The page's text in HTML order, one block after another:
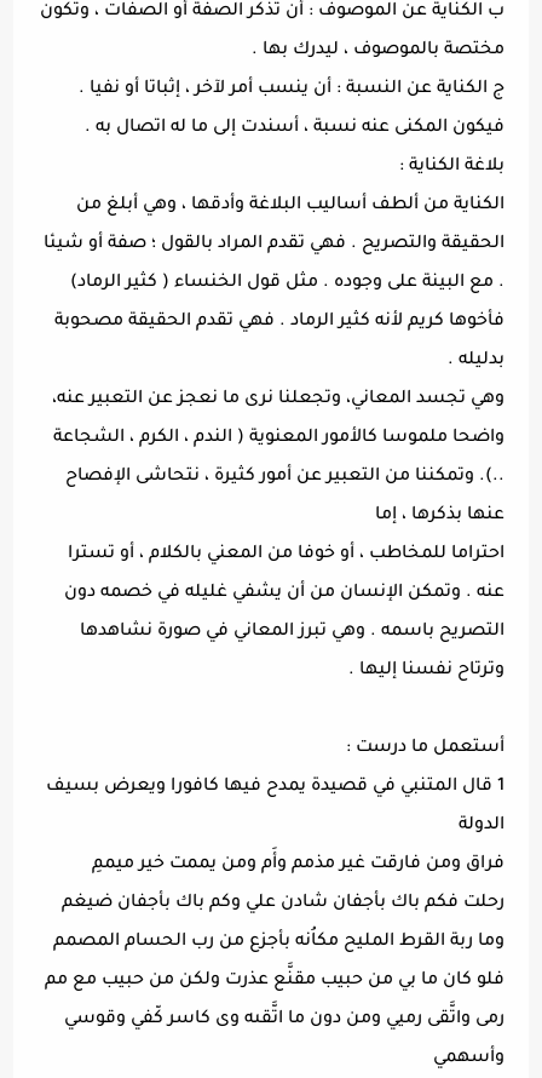
ب الكناية عن الموصوف : أن تذكر الصفة أو الصفات ، وتكون
مختصة بالموصوف ، ليدرك بها .
ج الكناية عن النسبة : أن ينسب أمر لآخر ، إثباتا أو نفيا .
فيكون المكنى عنه نسبة ، أسندت إلى ما له اتصال به .
بلاغة الكناية :
الكناية من ألطف أساليب البلاغة وأدقها ، وهي أبلغ من
الحقيقة والتصريح . فهي تقدم المراد بالقول ؛ صفة أو شيئا
. مع البينة على وجوده . مثل قول الخنساء ( كثير الرماد)
فأخوها كريم لأنه كثير الرماد . فهي تقدم الحقيقة مصحوبة
بدليله .
وهي تجسد المعاني، وتجعلنا نرى ما نعجز عن التعبير عنه،
واضحا ملموسا كالأمور المعنوية ( الندم ، الكرم ، الشجاعة
..). وتمكننا من التعبير عن أمور كثيرة ، نتحاشى الإفصاح
عنها بذكرها ، إما
احتراما للمخاطب ، أو خوفا من المعني بالكلام ، أو تسترا
عنه . وتمكن الإنسان من أن يشفي غليله في خصمه دون
التصريح باسمه . وهي تبرز المعاني في صورة نشاهدها
وترتاح نفسنا إليها .
أستعمل ما درست :
1 قال المتنبي في قصيدة يمدح فيها كافورا ويعرض بسيف
الدولة
فراق ومن فارقت غير مذمم وأَم ومن يممت خير ميممِ
رحلت فكم باك بأجفان شادن علي وكم باك بأجفان ضيغم
وما ربة القرط المليح مكاُنه بأجزع من رب الحسام المصمم
فلو كان ما بي من حبيب مقنَّع عذرت ولكن من حبيب مع مم
رمى واتَّقى رميي ومن دون ما اتَّقىه وى كاسر كّفي وقوسي
وأسهمي